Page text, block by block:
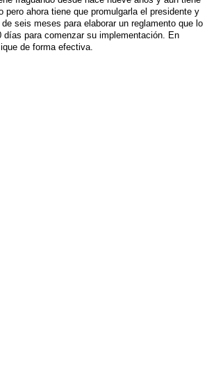
ahora tiene que promulgarla el presidente y
seis meses para elaborar un reglamento que lo
para comenzar su implementación. En
de forma efectiva.